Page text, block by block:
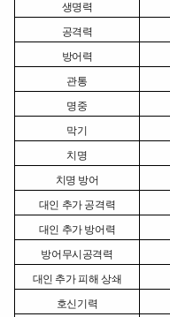
생명력
공격력
방어력
관통
명중
막기
치명
치명 방어
대인 추가 공격력
대인 추가 방어력
방어무시공격력
대인 추가 피해 상쇄
호신기력